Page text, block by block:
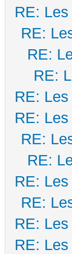
RE:
RE:
RE:
RE:
RE:
RE:
RE:
RE:
RE:
RE:
RE:
RE: